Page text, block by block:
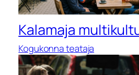
Kalamaja
Kogukonna teataja